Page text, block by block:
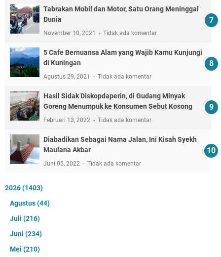
Tabrakan Mobil dan Motor, Satu Orang Meninggal
Dunia
November 10, 2021 Tidak ada komentar
5 Cafe Bernuansa Alam yang Wajib Kamu Kunjungi
di Kuningan
Agustus 29, 2021 Tidak ada komentar
Hasil Sidak Diskopdaperin, di Gudang Minyak
Goreng Menumpuk ke Konsumen Sebut Kosong
Februari 13, 2022 Tidak ada komentar
Diabadikan Sebagai Nama Jalan, Ini Kisah Syekh
Maulana Akbar
Juni 05, 2022 Tidak ada komentar
2026(1403)
Agustus(44)
Juli (216)
Juni (234)
Mei (210)